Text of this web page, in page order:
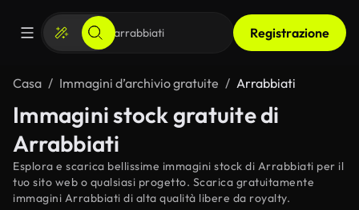
Registrazione
Casa Immagini d’archivio gratuite Arrabbiati
Immagini stock gratuite di
Arrabbiati
Esplora e scarica bellissime immagini stock di Arrabbiati per il
tuo sito web o qualsiasi progetto. Scarica gratuitamente
immagini Arrabbiati di alta qualità libere da royalty.